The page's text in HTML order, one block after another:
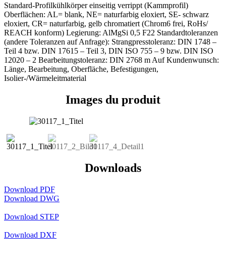
Standard-Profilkühlkörper einseitig verrippt (Kammprofil)
Oberflächen: AL= blank, NE= naturfarbig eloxiert, SE- schwarz
eloxiert, CR= naturfarbig, gelb chromatiert (Chrom6 frei, RoHs/
REACH konform) Legierung: AlMgSi 0,5 F22 Standardtoleranzen
(andere Toleranzen auf Anfrage): Strangpresstoleranz: DIN 1748 –
Teil 4 bzw. DIN 17615 – Teil 3, DIN ISO 755 – 9 bzw. DIN ISO
12020 – 2 Bearbeitungstoleranz: DIN 2768 m Auf Kundenwunsch:
Länge, Bearbeitung, Oberfläche, Befestigungen,
Isolier-/Wärmeleitmaterial
Images du produit
Downloads
Download PDF
Download DWG
Download STEP
Download DXF